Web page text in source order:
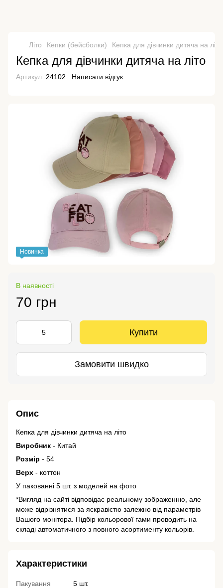
Літо Кепки (бейсболки) Кепка для дівчинки дитяча на літо
Кепка для дівчинки дитяча на літо
Артикул: 24102 Написати відгук
Новинка
В наявності
70 грн
Купити
Замовити швидко
Опис
Кепка для дівчинки дитяча на літо
Виробник - Китай
Розмір - 54
Верх - коттон
У пакованні 5 шт. з моделей на фото
*Вигляд на сайті відповідає реальному зображенню, але
може відрізнятися за яскравістю залежно від параметрів
Вашого монітора. Підбір кольорової гами проводить на
складі автоматичного з повного асортименту кольорів.
Характеристики
Пакування
5 шт.